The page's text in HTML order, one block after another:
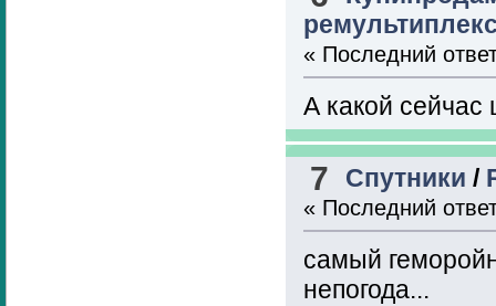
« Последний
А какой сейчас
7 Спутники /
« Последний
самый
непогода...